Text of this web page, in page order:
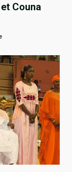
Couna